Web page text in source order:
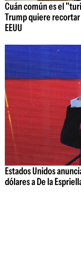
Cuán común es el
Trump quiere
EEUU
Estados Unidos
dólares a De la